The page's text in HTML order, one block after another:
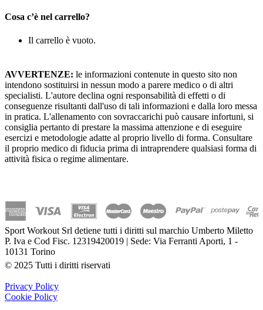
Cosa c’è nel carrello?
Il carrello è vuoto.
AVVERTENZE: le informazioni contenute in questo sito non
intendono sostituirsi in nessun modo a parere medico o di altri
specialisti. L'autore declina ogni responsabilità di effetti o di
conseguenze risultanti dall'uso di tali informazioni e dalla loro messa
in pratica. L'allenamento con sovraccarichi può causare infortuni, si
consiglia pertanto di prestare la massima attenzione e di eseguire
esercizi e metodologie adatte al proprio livello di forma. Consultare
il proprio medico di fiducia prima di intraprendere qualsiasi forma di
attività fisica o regime alimentare.
Sport Workout Srl detiene tutti i diritti sul marchio Umberto Miletto
P. Iva e Cod Fisc. 12319420019 | Sede: Via Ferranti Aporti, 1 -
10131 Torino
© 2025 Tutti i diritti riservati
Privacy Policy
Cookie Policy